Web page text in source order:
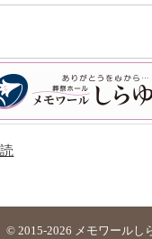
© 2015-2026 メモワールし